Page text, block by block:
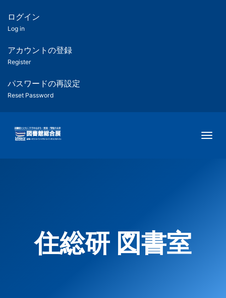
ツ
匿
名
ユ
ー
ー
用
メ
ログイン
Log in
アカウントの登録
Register
パスワードの再設定
Reset Password
住総研 図書室